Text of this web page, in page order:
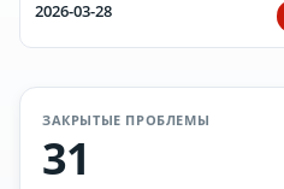
2026-03-28
ЗАКРЫТЫЕ ПРОБЛЕМЫ
31